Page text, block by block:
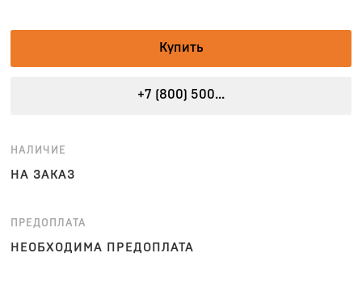
Купить
+7 (800) 500...
НАЛИЧИЕ
НА ЗАКАЗ
ПРЕДОПЛАТА
НЕОБХОДИМА ПРЕДОПЛАТА